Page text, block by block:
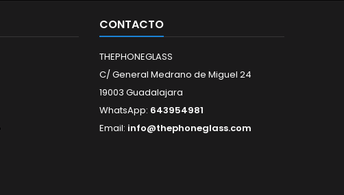
CONTACTO
THEPHONEGLASS
C/ General Medrano de Miguel 24
19003 Guadalajara
WhatsApp: 643954981
Email: info@thephoneglass.com